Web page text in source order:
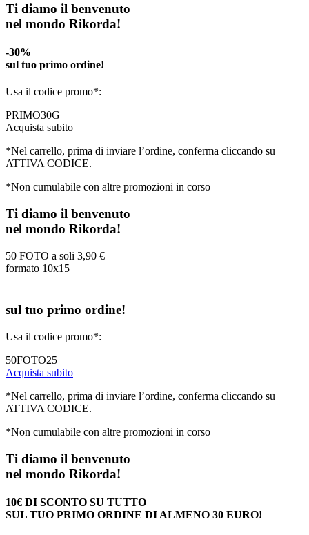
Ti diamo il benvenuto
nel mondo Rikorda!
-30%
sul tuo primo ordine!
Usa il codice promo*:
PRIMO30G
Acquista subito
*Nel carrello, prima di inviare l’ordine, conferma cliccando su
ATTIVA CODICE.
*Non cumulabile con altre promozioni in corso
Ti diamo il benvenuto
nel mondo Rikorda!
50 FOTO a soli 3,90 €
formato 10x15
sul tuo primo ordine!
Usa il codice promo*:
50FOTO25
Acquista subito
*Nel carrello, prima di inviare l’ordine, conferma cliccando su
ATTIVA CODICE.
*Non cumulabile con altre promozioni in corso
Ti diamo il benvenuto
nel mondo Rikorda!
10€ DI SCONTO SU TUTTO
SUL TUO PRIMO ORDINE DI ALMENO 30 EURO!